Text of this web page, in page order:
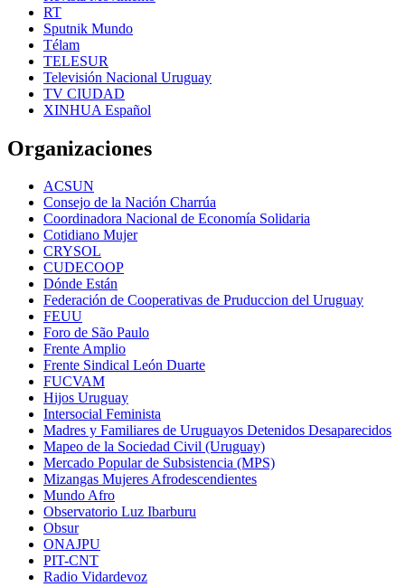
RT
Sputnik Mundo
Télam
TELESUR
Televisión Nacional Uruguay
TV CIUDAD
XINHUA Español
Organizaciones
ACSUN
Consejo de la Nación Charrúa
Coordinadora Nacional de Economía Solidaria
Cotidiano Mujer
CRYSOL
CUDECOOP
Dónde Están
Federación de Cooperativas de Pruduccion del Uruguay
FEUU
Foro de São Paulo
Frente Amplio
Frente Sindical León Duarte
FUCVAM
Hijos Uruguay
Intersocial Feminista
Madres y Familiares de Uruguayos Detenidos Desaparecidos
Mapeo de la Sociedad Civil (Uruguay)
Mercado Popular de Subsistencia (MPS)
Mizangas Mujeres Afrodescendientes
Mundo Afro
Observatorio Luz Ibarburu
Obsur
ONAJPU
PIT-CNT
Radio Vidardevoz